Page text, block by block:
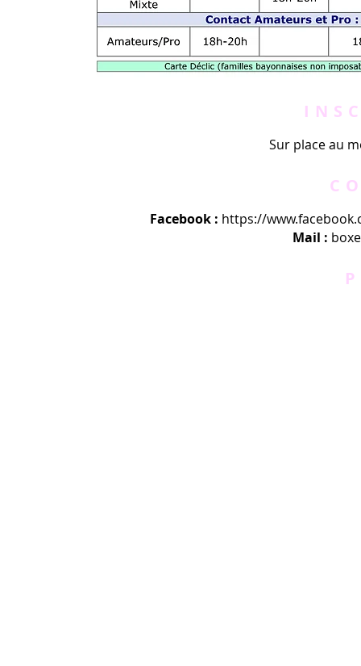
Sur place au
Facebook : https://
Mail :